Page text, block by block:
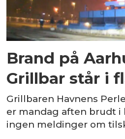
Brand på
Grillbar står i
Grillbaren Havnens
er mandag aften brudt i
ingen meldinger om